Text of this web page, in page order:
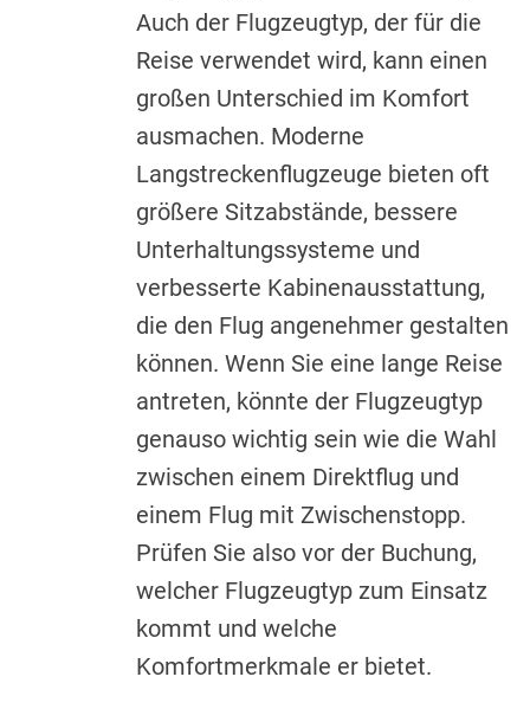
Auch der Flugzeugtyp, der für die
Reise verwendet wird, kann einen
großen Unterschied im Komfort
ausmachen. Moderne
Langstreckenflugzeuge bieten oft
größere Sitzabstände, bessere
Unterhaltungssysteme und
verbesserte Kabinenausstattung,
die den Flug angenehmer gestalten
können. Wenn Sie eine lange Reise
antreten, könnte der Flugzeugtyp
genauso wichtig sein wie die Wahl
zwischen einem Direktflug und
einem Flug mit Zwischenstopp.
Prüfen Sie also vor der Buchung,
welcher Flugzeugtyp zum Einsatz
kommt und welche
Komfortmerkmale er bietet.